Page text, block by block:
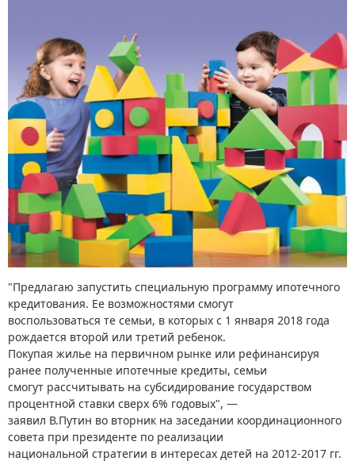
"Предлагаю запустить специальную программу ипотечного
кредитования. Ее возможностями смогут
воспользоваться те семьи, в которых с 1 января 2018 года
рождается второй или третий ребенок.
Покупая жилье на первичном рынке или рефинансируя
ранее полученные ипотечные кредиты, семьи
смогут рассчитывать на субсидирование государством
процентной ставки сверх 6% годовых", —
заявил В.Путин во вторник на заседании координационного
совета при президенте по реализации
национальной стратегии в интересах детей на 2012-2017 гг.